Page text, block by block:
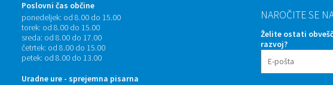
Poslovni čas občine
ponedeljek: od 8.00 do 15.00
torek: od 8.00 do 15.00
sreda: od 8.00 do 17.00
četrtek: od 8.00 do 15.00
petek: od 8.00 do 13.00
Uradne ure - sprejemna pisarna
NAROČITE SE
Želite ostati
razvoj?